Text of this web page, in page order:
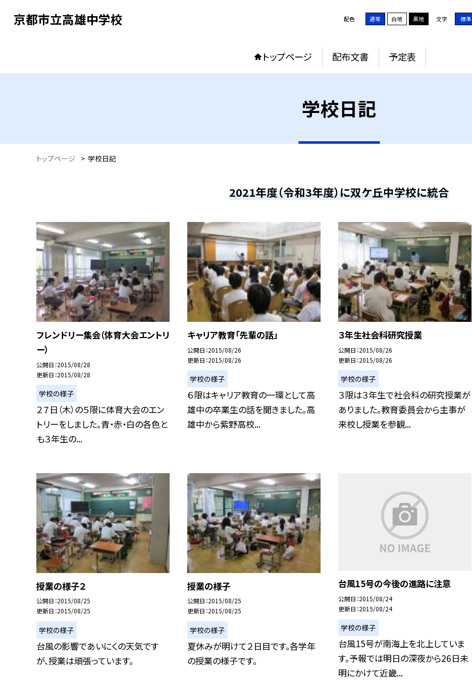
京都市立高雄中学校 配色 通常 白地 黒地 文字 標準
トップページ 配布文書 予定表
学校日記
トップページ > 学校日記
2021年度（令和3年度）に双ケ丘中学校に統合
フレンドリー集会（体育大会エントリ
ー）
公開日 2015/08/28
更新日 2015/08/28
学校の様子
２７日（木）の５限に体育大会のエン
トリーをしました。青・赤・白の各色と
も３年生の...
キャリア教育「先輩の話」
公開日 2015/08/26
更新日 2015/08/26
学校の様子
６限はキャリア教育の一環として高
雄中の卒業生の話を聞きました。高
雄中から紫野高校...
３年生社会科研究授業
公開日 2015/08/26
更新日 2015/08/26
学校の様子
３限は３年生で社会科の研究授業が
ありました。教育委員会から主事が
来校し授業を参観...
授業の様子２
公開日 2015/08/25
更新日 2015/08/25
学校の様子
台風の影響であいにくの天気です
が、授業は頑張っています。
授業の様子
公開日 2015/08/25
更新日 2015/08/25
学校の様子
夏休みが明けて２日目です。各学年
の授業の様子です。
台風15号の今後の進路に注意
公開日 2015/08/24
更新日 2015/08/24
学校の様子
台風15号が南海上を北上していま
す。予報では明日の深夜から26日未
明にかけて近畿...